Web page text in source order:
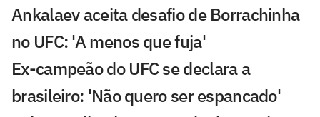
Ankalaev aceita desafio de Borrachinha
no UFC: 'A menos que fuja'
Ex-campeão do UFC se declara a
brasileiro: 'Não quero ser espancado'